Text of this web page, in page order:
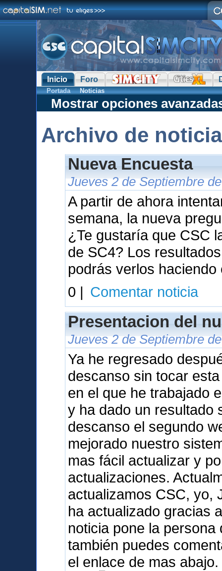
Inicio Foro
Portada Noticias
Mostrar opciones
Archivo de
Nueva Encuesta
Jueves 2 de Septiembre
A partir de ahora
semana, la nueva
¿Te gustaría que CSC
de SC4? Los
podrás verlos
0 | Comentar noticia
Presentacion del
Jueves 2 de Septiembre
Ya he regresado
descanso sin tocar
en el que he trabajado
y ha dado un resultado
descanso el segundo
mejorado nuestro
mas fácil actualizar y
actualizaciones.
actualizamos CSC, yo,
ha actualizado gracias
noticia pone la
también puedes
el enlace de mas